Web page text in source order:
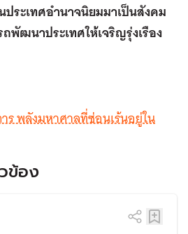
ประเทศอำนาจนิยมมาเป็นสังคม
ฒนาประเทศให้เจริญรุ่งเรือง
ร พลังมหาศาลที่ซ่อนเร้นอยู่ใน
ข้อง